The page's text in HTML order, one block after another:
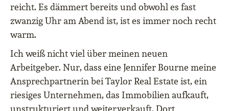
reicht. Es dämmert bereits und obwohl es fast
zwanzig Uhr am Abend ist, ist es immer noch recht
warm.
Ich weiß nicht viel über meinen neuen
Arbeitgeber. Nur, dass eine Jennifer Bourne meine
Ansprechpartnerin bei Taylor Real Estate ist, ein
riesiges Unternehmen, das Immobilien aufkauft,